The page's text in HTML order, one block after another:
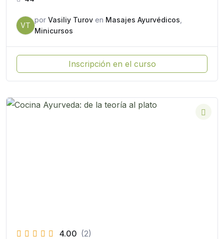
VT
por Vasiliy Turov en Masajes Ayurvédicos
Minicursos
Inscripción en el curso
4.00 (2)